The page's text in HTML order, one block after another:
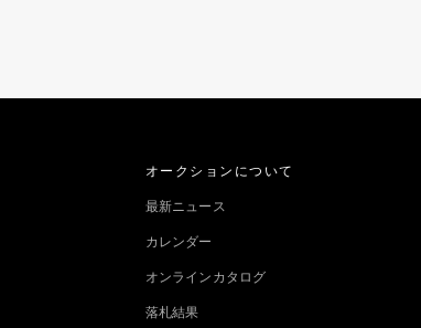
オークションについて
最新ニュース
カレンダー
オンラインカタログ
落札結果